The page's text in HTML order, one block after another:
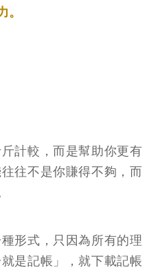
。
計較，而是幫助你更有
往不是你賺得不夠，而
形式，只因為所有的理
是記帳」，就下載記帳